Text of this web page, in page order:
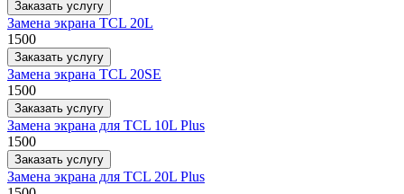
Заказать услугу
Замена экрана TCL 20L
1500
Заказать услугу
Замена экрана TCL 20SE
1500
Заказать услугу
Замена экрана для TCL 10L Plus
1500
Заказать услугу
Замена экрана для TCL 20L Plus